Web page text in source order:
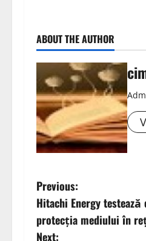
ABOUT THE AUTHOR
P
o
Previous:
Hitachi Energy
protecția mediului în
Next: